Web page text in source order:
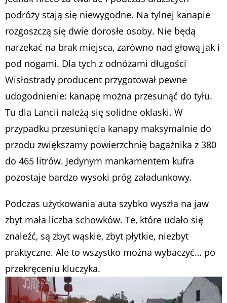
podróży stają się niewygodne. Na tylnej kanapie
rozgoszczą się dwie dorosłe osoby. Nie będą
narzekać na brak miejsca, zarówno nad głową jak i
pod nogami. Dla tych z odnóżami długości
Wisłostrady producent przygotował pewne
udogodnienie: kanapę można przesunąć do tyłu.
Tu dla Lancii należą się solidne oklaski. W
przypadku przesunięcia kanapy maksymalnie do
przodu zwiększamy powierzchnię bagażnika z 380
do 465 litrów. Jedynym mankamentem kufra
pozostaje bardzo wysoki próg załadunkowy.
Podczas użytkowania auta szybko wyszła na jaw
zbyt mała liczba schowków. Te, które udało się
znaleźć, są zbyt wąskie, zbyt płytkie, niezbyt
praktyczne. Ale to wszystko można wybaczyć… po
przekręceniu kluczyka.